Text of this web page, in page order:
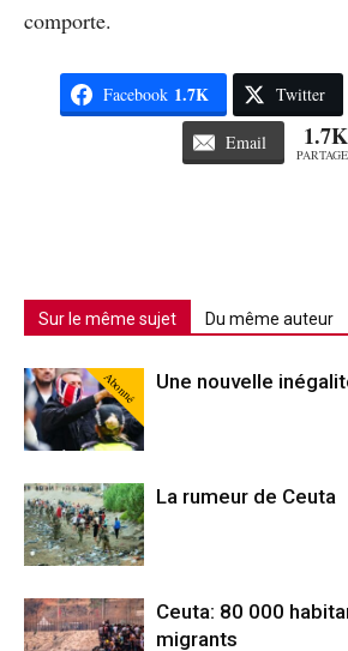
comporte.
Facebook 1.7K Twitter
Email 1.7K
Sur le même sujet Du même auteur
Abonné Une nouvelle
La rumeur de Ceuta
Ceuta: 80 000
migrants